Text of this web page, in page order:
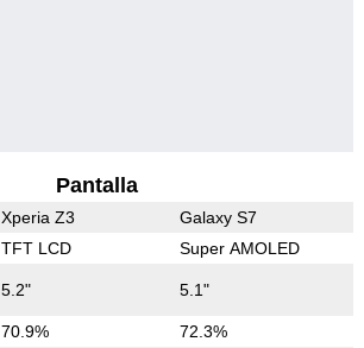
Pantalla
Xperia Z3 Galaxy S7
TFT LCD Super AMOLED
5.2" 5.1"
70.9% 72.3%